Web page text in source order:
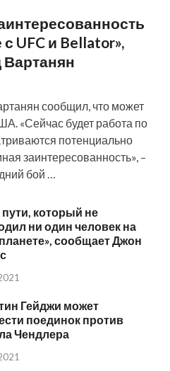
UFC и Bellator»,
сообщил, что может
«Сейчас будет работа по
потенциально
заинтересованность», –
бой …
пути, который не
ни один человек на
сообщает Джон
Гейджи может
поединок против
Чендлера